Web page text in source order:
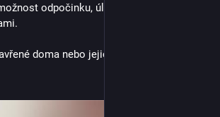
odpočinku, úlevy nebo jen chvíli
doma nebo jejich milovaní dokonce
Domov naděje. Chceme v Kožlanech